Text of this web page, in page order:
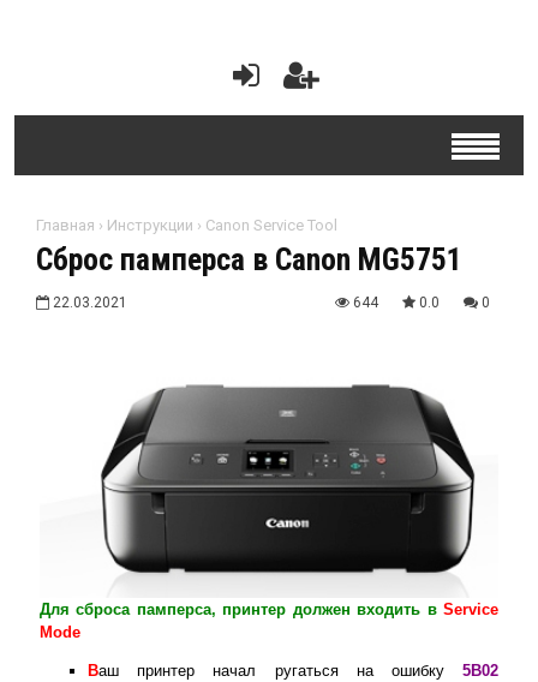
Главная › Инструкции › Canon Service Tool
Сброс памперса в Canon MG5751
22.03.2021 644 0.0 0
Для сброса памперса, принтер должен входить в Service
Mode
Ваш принтер начал ругаться на ошибку 5B02